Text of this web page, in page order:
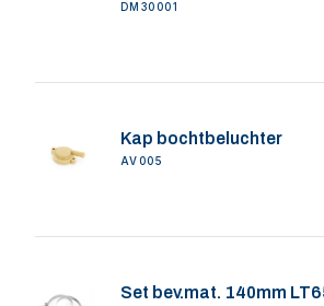
DM30001
Kap bochtbeluchter
AV005
Set bev.mat. 140mm